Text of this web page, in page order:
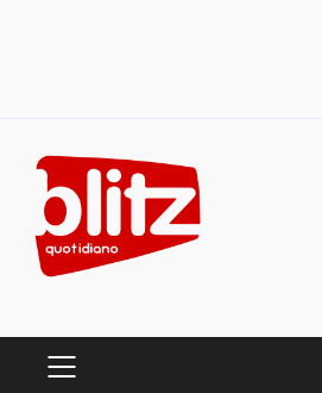
content
PRIMARY